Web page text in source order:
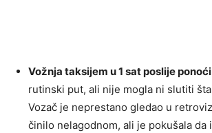
Vožnja taksijem u 1 sat poslije ponoći
rutinski put, ali nije mogla ni slutiti
Vozač je neprestano gledao u
činilo nelagodnom, ali je pokušala da